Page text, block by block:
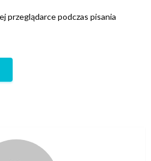
przeglądarce podczas pisania